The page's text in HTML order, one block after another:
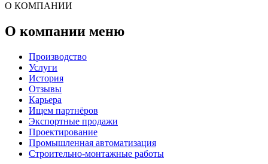
О КОМПАНИИ
О компании меню
Производство
Услуги
История
Отзывы
Карьера
Ищем партнёров
Экспортные продажи
Проектирование
Промышленная автоматизация
Строительно-монтажные работы